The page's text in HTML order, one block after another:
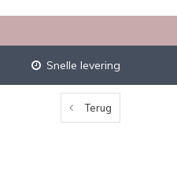
Snelle levering
Terug